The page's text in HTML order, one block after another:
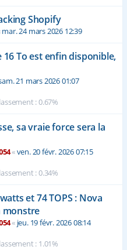
Shopify
mar. 24 mars 2026 12:39
16 To est enfin disponible,
21 mars 2026 01:07
: 0.67%
sa vraie force sera la
«ven. 20 févr. 2026 07:15
: 0.34%
et 74 TOPS : Nova
monstre
« jeu. 19 févr. 2026 08:14
: 1.01%